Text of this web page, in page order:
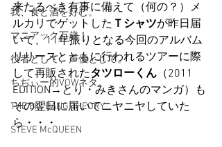
我、食と酒を好む。
マニアック万歳！
役者として、声優として。
ちぢぃー的VOWネタ。
THE BIG BANG THEORY
STEVE McQUEEN
来たるべき有事に備えて（何の？）メ
ルカリでゲットした Ｔシャツが昨日届
いて、11年振りとなる今回のアルバム
リリースとともに行われるツアーに際
して再販されたタツローくん （2011
EDITION→とり・みきさんのマンガ）も
その翌日に届いてニヤニヤしていた
ら・・・